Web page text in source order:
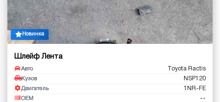
Новинка
Шлейф Лента
Авто Toyota Ractis
Кузов NSP120
Двигатель 1NR-FE
OEM --